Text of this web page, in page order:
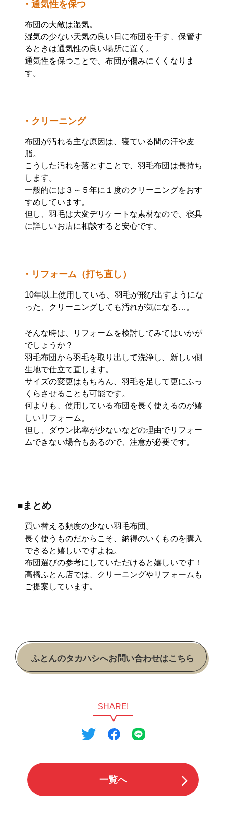
・通気性を保つ
布団の大敵は湿気。
湿気の少ない天気の良い日に布団を干す、保管す
るときは通気性の良い場所に置く。
通気性を保つことで、布団が傷みにくくなりま
す。
・クリーニング
布団が汚れる主な原因は、寝ている間の汗や皮
脂。
こうした汚れを落とすことで、羽毛布団は長持ち
します。
一般的には３～５年に１度のクリーニングをおす
すめしています。
但し、羽毛は大変デリケートな素材なので、寝具
に詳しいお店に相談すると安心です。
・リフォーム（打ち直し）
10年以上使用している、羽毛が飛び出すようにな
った、クリーニングしても汚れが気になる…。
そんな時は、リフォームを検討してみてはいかが
でしょうか？
羽毛布団から羽毛を取り出して洗浄し、新しい側
生地で仕立て直します。
サイズの変更はもちろん、羽毛を足して更にふっ
くらさせることも可能です。
何よりも、使用している布団を長く使えるのが嬉
しいリフォーム。
但し、ダウン比率が少ないなどの理由でリフォー
ムできない場合もあるので、注意が必要です。
■まとめ
買い替える頻度の少ない羽毛布団。
長く使うものだからこそ、納得のいくものを購入
できると嬉しいですよね。
布団選びの参考にしていただけると嬉しいです！
高橋ふとん店では、クリーニングやリフォームも
ご提案しています。
ふとんのタカハシへお問い合わせはこちら
SHARE!
一覧へ